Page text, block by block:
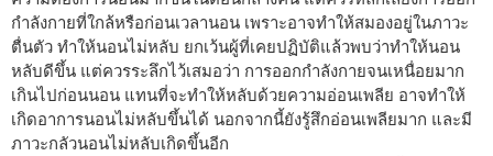
กำลังกายที่ใกล้หรือก่อนเวลานอน เพราะอาจทำให้สมองอยู่ในภาวะ
ตื่นตัว ทำให้นอนไม่หลับ ยกเว้นผู้ที่เคยปฏิบัติแล้วพบว่าทำให้นอน
หลับดีขึ้น แต่ควรระลึกไว้เสมอว่า การออกกำลังกายจนเหนื่อยมาก
เกินไปก่อนนอน แทนที่จะทำให้หลับด้วยความอ่อนเพลีย อาจทำให้
เกิดอาการนอนไม่หลับขึ้นได้ นอกจากนี้ยังรู้สึกอ่อนเพลียมาก และมี
ภาวะกลัวนอนไม่หลับเกิดขึ้นอีก